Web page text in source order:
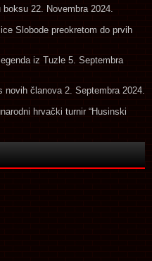
boksu 22. Novembra 2024.
Slobode preokretom do prvih
iz Tuzle 5. Septembra
novih članova 2. Septembra 2024.
hrvački turnir “Husinski